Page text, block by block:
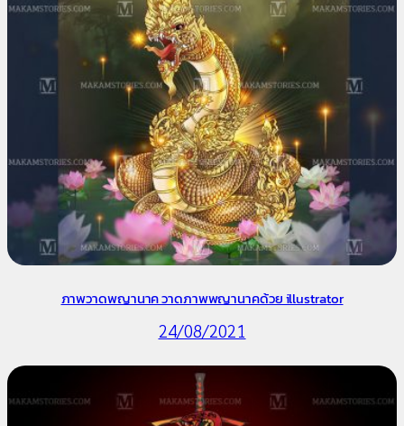
ภาพวาดพญานาค วาดภาพพญานาคด้วย illustrator
24/08/2021